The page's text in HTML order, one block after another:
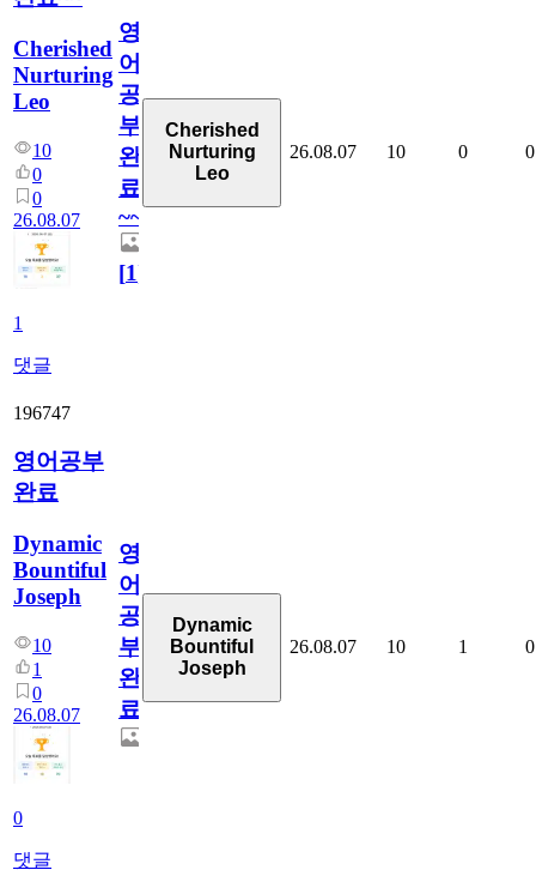
Cherished
Nurturing
Leo
10
0
0
26.08.07
1
댓글
영
어
공
부
완
료
~~
[1]
Cherished
Nurturing
Leo
26.08.07 10 0 0
196747
영어공부
완료
Dynamic
Bountiful
Joseph
10
1
0
26.08.07
0
댓글
영
어
공
부
완
료
Dynamic
Bountiful
Joseph
26.08.07 10 1 0